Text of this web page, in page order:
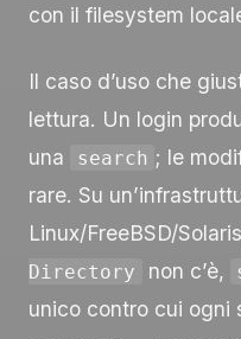
con il filesystem
Il caso d’uso che
lettura. Un login
una
search ; le
rare. Su
Linux/FreeBSD/
Directory
non c’è,
unico contro cui